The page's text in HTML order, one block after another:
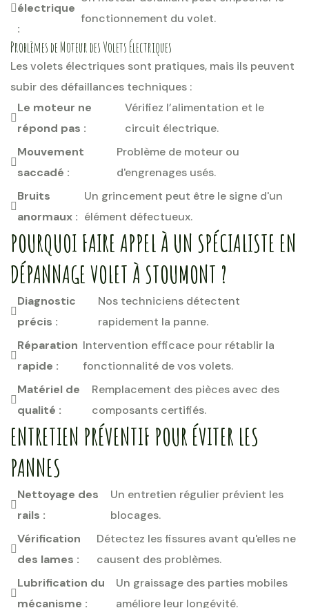
électrique
:
fonctionnement du volet.
Problèmes de Moteur des Volets Électriques
Les volets électriques sont pratiques, mais ils peuvent
subir des défaillances techniques :
Le moteur ne
répond pas :
Vérifiez l’alimentation et le
circuit électrique.
Mouvement
saccadé :
Problème de moteur ou
d'engrenages usés.
Bruits
anormaux :
Un grincement peut être le signe d'un
élément défectueux.
POURQUOI FAIRE APPEL À UN SPÉCIALISTE EN
DÉPANNAGE VOLET À STOUMONT ?
Diagnostic
précis :
Nos techniciens détectent
rapidement la panne.
Réparation
rapide :
Intervention efficace pour rétablir la
fonctionnalité de vos volets.
Matériel de
qualité :
Remplacement des pièces avec des
composants certifiés.
ENTRETIEN PRÉVENTIF POUR ÉVITER LES
PANNES
Nettoyage des
rails :
Un entretien régulier prévient les
blocages.
Vérification
des lames :
Détectez les fissures avant qu'elles ne
causent des problèmes.
Lubrification du
mécanisme :
Un graissage des parties mobiles
améliore leur longévité.